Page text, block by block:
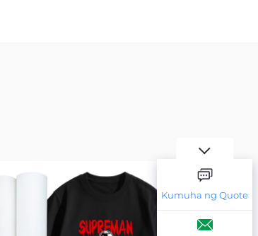
Kumuha ng Quote